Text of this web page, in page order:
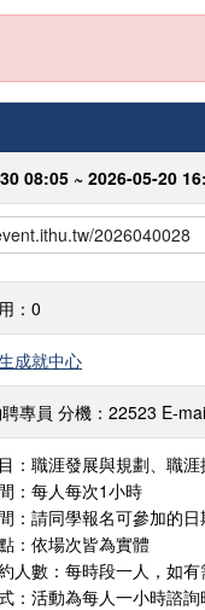
08:05 ~ 2026-05-20
：0
成就中心
專員 分機：22523 E-
：職涯發展與規劃、職
：每人每次1小時
：請同學報名可參加的
：依場次皆為實體
人數：每時段一人，如
：活動為每人一小時諮